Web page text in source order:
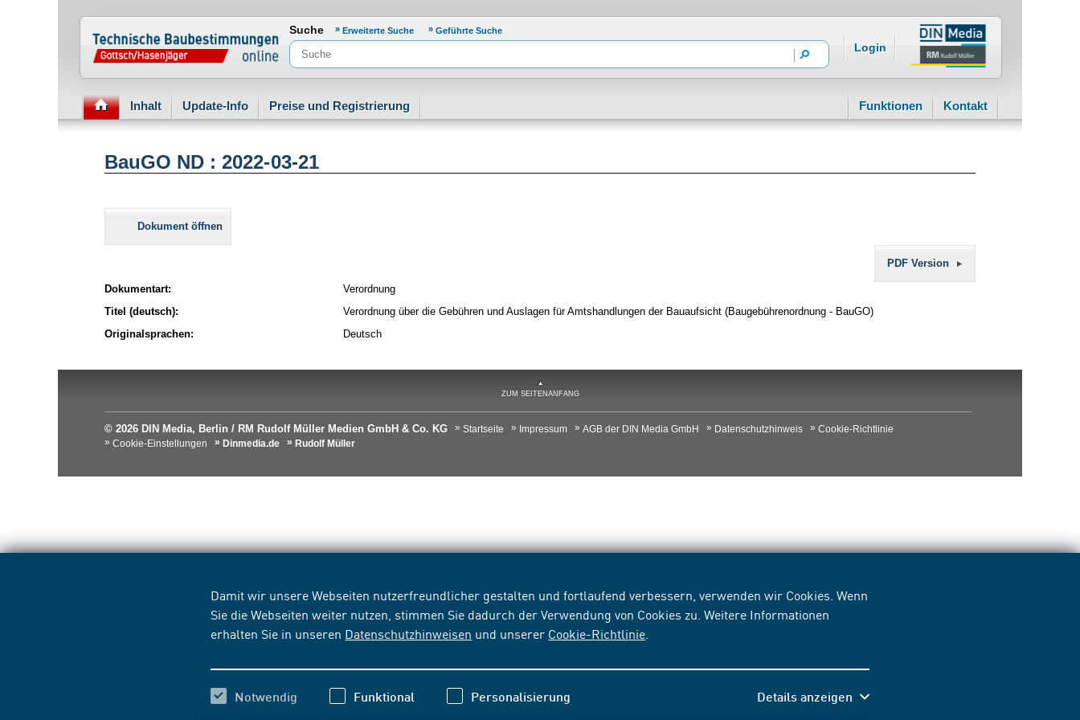
Damit wir unsere Webseiten nutzerfreundlicher gestalten und fortlaufend verbessern, verwenden wir Cookies. Wenn
Sie die Webseiten weiter nutzen, stimmen Sie dadurch der Verwendung von Cookies zu. Weitere Informationen
erhalten Sie in unseren Datenschutzhinweisen und unserer Cookie-Richtlinie
Notwendig Funktional Personalisierung Details anzeigen
Normenportal Barrierefreiheit
Suche Erweiterte Suche Geführte Suche
Login
Inhalt Update-Info Preise und Registrierung Funktionen Kontakt
BauGO ND : 2022-03-21
Dokument öffnen
PDF Version
Dokumentart:
Verordnung
Titel (deutsch):
Verordnung über die Gebühren und Auslagen für Amtshandlungen der Bauaufsicht (Baugebührenordnung - BauGO)
Originalsprachen:
Deutsch
ZUM SEITENANFANG
© 2026 DIN Media, Berlin / RM Rudolf Müller Medien GmbH & Co. KG Startseite Impressum AGB der DIN Media GmbH Datenschutzhinweis
Cookie-Richtlinie
Cookie-Einstellungen
Dinmedia.de Rudolf Müller